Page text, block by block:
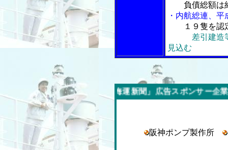
負債総額は
・内航総連、
１９隻を認
差引建造
見込む
今週の「内航海運新聞」広告スポンサー企業
阪神ポンプ製作所